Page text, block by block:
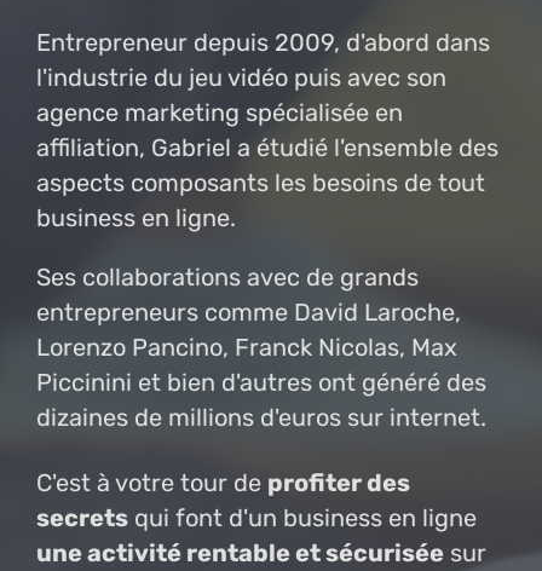
Entrepreneur depuis 2009, d'abord dans
l'industrie du jeu vidéo puis avec son
agence marketing spécialisée en
affiliation, Gabriel a étudié l'ensemble des
aspects composants les besoins de tout
business en ligne.
Ses collaborations avec de grands
entrepreneurs comme David Laroche,
Lorenzo Pancino, Franck Nicolas, Max
Piccinini et bien d'autres ont généré des
dizaines de millions d'euros sur internet.
C'est à votre tour de profiter des
secrets qui font d'un business en ligne
une activité rentable et sécurisée sur